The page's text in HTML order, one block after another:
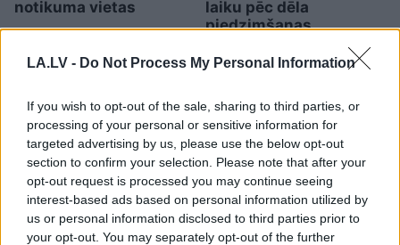
LA.LV - Do Not Process My Personal Information
If you wish to opt-out of the sale, sharing to third parties, or
processing of your personal or sensitive information for
targeted advertising by us, please use the below opt-out
section to confirm your selection. Please note that after your
opt-out request is processed you may continue seeing
interest-based ads based on personal information utilized by
us or personal information disclosed to third parties prior to
your opt-out. You may separately opt-out of the further
notikuma vietas
laiku pēc dēla
piedzimšanas